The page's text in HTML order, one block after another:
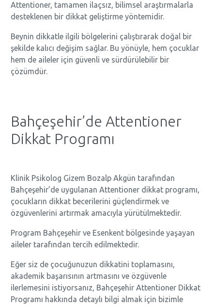
Attentioner, tamamen ilaçsız, bilimsel araştırmalarla
desteklenen bir dikkat geliştirme yöntemidir.
Beynin dikkatle ilgili bölgelerini çalıştırarak doğal bir
şekilde kalıcı değişim sağlar. Bu yönüyle, hem çocuklar
hem de aileler için güvenli ve sürdürülebilir bir
çözümdür.
Bahçeşehir’de Attentioner
Dikkat Programı
Klinik Psikolog Gizem Bozalp Akgün tarafından
Bahçeşehir’de uygulanan Attentioner dikkat programı,
çocukların dikkat becerilerini güçlendirmek ve
özgüvenlerini artırmak amacıyla yürütülmektedir.
Program Bahçeşehir ve Esenkent bölgesinde yaşayan
aileler tarafından tercih edilmektedir.
Eğer siz de çocuğunuzun dikkatini toplamasını,
akademik başarısının artmasını ve özgüvenle
ilerlemesini istiyorsanız, Bahçeşehir Attentioner Dikkat
Programı hakkında detaylı bilgi almak için bizimle